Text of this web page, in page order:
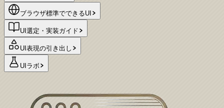
ブラウザ標準でできるUI
UI選定・実装ガイド
UI表現の引き出し
UIラボ